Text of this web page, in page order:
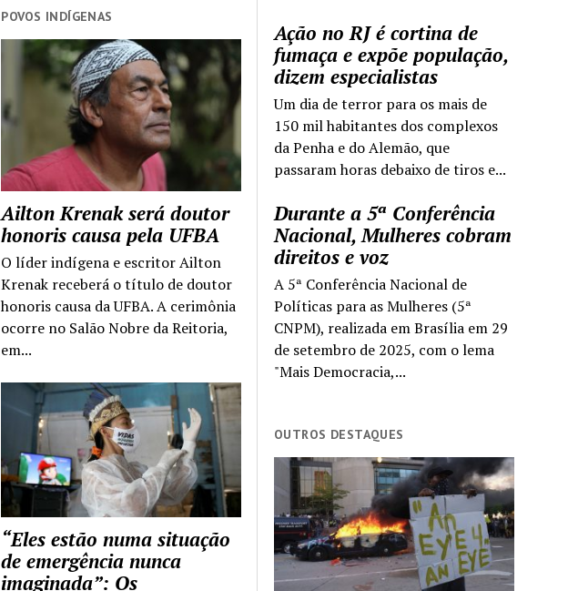
Ação no RJ é cortina de
fumaça e expõe população,
dizem especialistas
Um dia de terror para os mais de
150 mil habitantes dos complexos
da Penha e do Alemão, que
passaram horas debaixo de tiros e...
Durante a 5ª Conferência
Nacional, Mulheres cobram
direitos e voz
A 5ª Conferência Nacional de
Políticas para as Mulheres (5ª
CNPM), realizada em Brasília em 29
de setembro de 2025, com o lema
"Mais Democracia,...
OUTROS DESTAQUES
POVOS INDÍGENAS
Ailton Krenak será doutor
honoris causa pela UFBA
O líder indígena e escritor Ailton
Krenak receberá o título de doutor
honoris causa da UFBA. A cerimônia
ocorre no Salão Nobre da Reitoria,
em...
“Eles estão numa situação
de emergência nunca
imaginada”: Os